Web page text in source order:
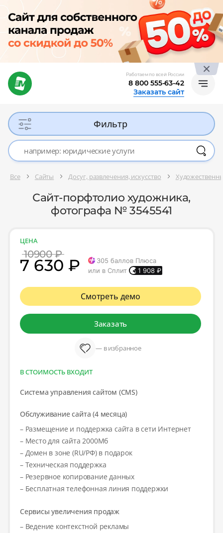
Работаем по всей России
8 800 555-63-42
Заказать сайт
Фильтр
Все Сайты Досуг, развлечения, искусство
Сайт-порфтолио художника,
фотографа № 3545541
ЦЕНА
10900 ₽
7 630 ₽ 305 баллов Плюса
или в Сплит
1 908 ₽
Смотреть демо
Заказать
— в избранное
В СТОИМОСТЬ ВХОДИТ
Система управления сайтом (CMS)
Обслуживание сайта (4 месяца)
– Размещение и поддержка сайта в сети Интернет
– Место для сайта 2000Мб
– Домен в зоне (RU/РФ) в подарок
– Техническая поддержка
– Резервное копирование данных
– Бесплатная телефонная линия поддержки
Сервисы увеличения продаж
– Ведение контекстной рекламы